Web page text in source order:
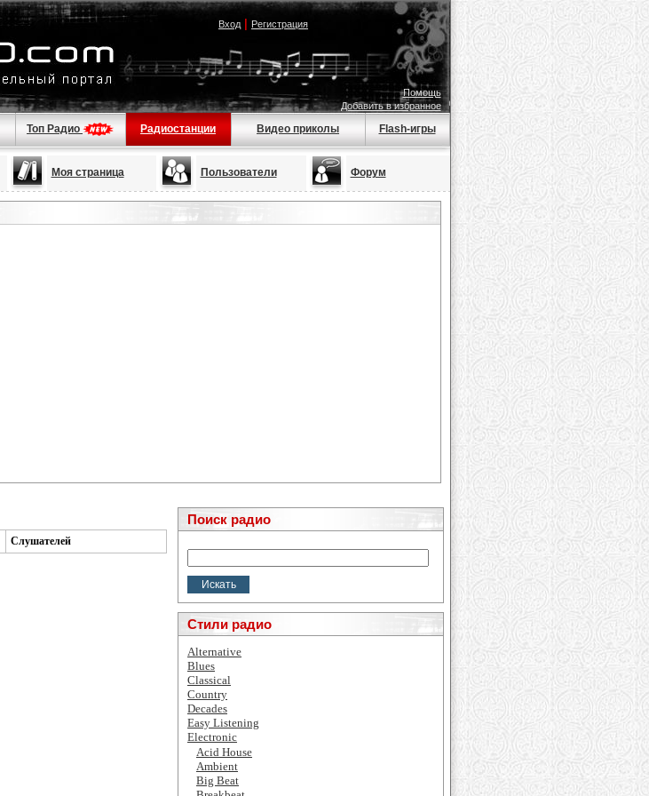
Вход| Регистрация
Помощь
Добавить в избранное
Топ Радио Радиостанции Видео приколы Flash-игры
Моя страница Пользователи Форум
Слушателей
Поиск радио
Стили радио
Alternative
Blues
Classical
Country
Decades
Easy Listening
Electronic
Acid House
Ambient
Big Beat